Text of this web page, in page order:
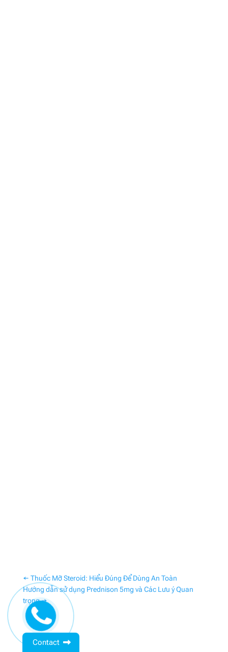
← Thuốc Mỡ Steroid: Hiểu Đúng Để Dùng An Toàn
Hướng dẫn sử dụng Prednison 5mg và Các Lưu ý Quan
trọng→
Contact